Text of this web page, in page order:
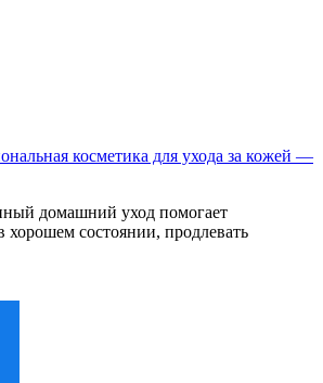
косметика для ухода за кожей —
домашний уход помогает
хорошем состоянии, продлевать